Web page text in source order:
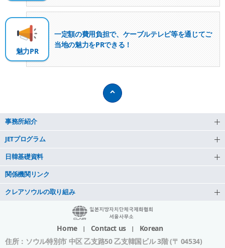
〇小千谷市錦鯉の里
韓国メディア「チャンネルＪ」とのタイアップにより、
沖縄県を訪問取材しました！
北海道帯広市を訪問取材しました！
長野県を訪問取材しました！！
韓国メディア「チャンネルＪ」とのタイアップにより、
鹿児島県を訪問取材しました！！
魅力PR
一定額の費用負担で、 ケーブルテレビ等を通じてご
当地の魅力をPRできる！
事務所紹介
JETプログラム
日韓基礎資料
関係機関リンク
クレアソウルの取り組み
Home Contact us
Korean
住所：ソウル特別市 中区 乙支路50 乙支韓国ビル 3階 (〒 04534)